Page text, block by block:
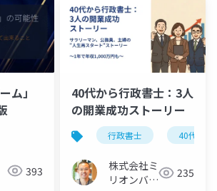
ム」
393
40代から行政書士：3人
の開業成功ストーリー
行政書士 40代から
株式会社ミ
リオンバリ
235